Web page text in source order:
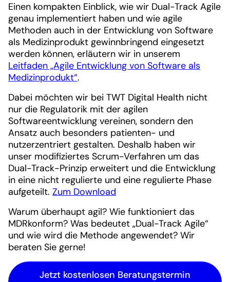
Einen kompakten Einblick, wie wir Dual-Track Agile
genau implementiert haben und wie agile
Methoden auch in der Entwicklung von Software
als Medizinprodukt gewinnbringend eingesetzt
werden können, erläutern wir in unserem
Leitfaden „Agile Entwicklung von Software als
Medizinprodukt“.
Dabei möchten wir bei TWT Digital Health nicht
nur die Regulatorik mit der agilen
Softwareentwicklung vereinen, sondern den
Ansatz auch besonders patienten- und
nutzerzentriert gestalten. Deshalb haben wir
unser modifiziertes Scrum-Verfahren um das
Dual-Track-Prinzip erweitert und die Entwicklung
in eine nicht regulierte und eine regulierte Phase
aufgeteilt. Zum Download
Warum überhaupt agil? Wie funktioniert das
MDRkonform? Was bedeutet „Dual-Track Agile“
und wie wird die Methode angewendet? Wir
beraten Sie gerne!
Jetzt kostenlosen Beratungstermin